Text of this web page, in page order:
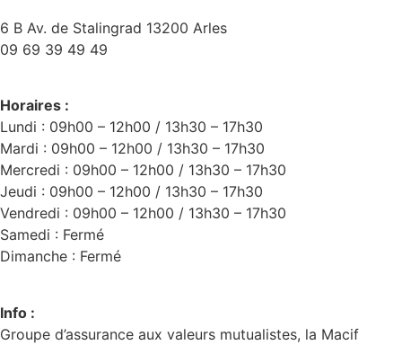
6 B Av. de Stalingrad 13200 Arles
09 69 39 49 49
Horaires :
Lundi : 09h00 – 12h00 / 13h30 – 17h30
Mardi : 09h00 – 12h00 / 13h30 – 17h30
Mercredi : 09h00 – 12h00 / 13h30 – 17h30
Jeudi : 09h00 – 12h00 / 13h30 – 17h30
Vendredi : 09h00 – 12h00 / 13h30 – 17h30
Samedi : Fermé
Dimanche : Fermé
Info :
Groupe d’assurance aux valeurs mutualistes, la Macif